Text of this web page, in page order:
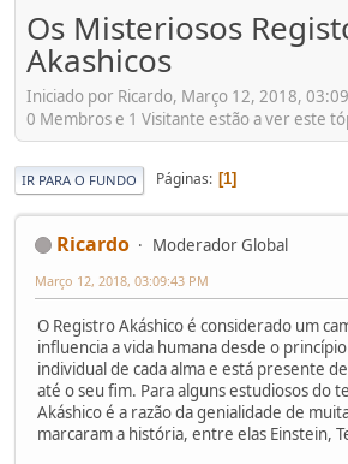
Os Misteriosos
Akashicos
Iniciado por Ricardo, Março 12, 2018,
0 Membros e 1 Visitante estão a ver este
IR PARA O FUNDO Páginas 1
Ricardo Moderador Global
Março 12, 2018, 03:09:43 PM
O Registro Akáshico é considerado um
influencia a vida humana desde o
individual de cada alma e está presente
até o seu fim. Para alguns estudiosos do
Akáshico é a razão da genialidade de
marcaram a história, entre elas Einstein,